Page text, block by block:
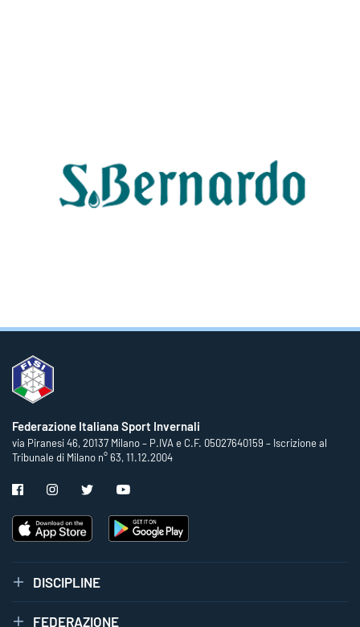
Federazione Italiana Sport Invernali
via Piranesi 46, 20137 Milano – P.IVA e C.F. 05027640159 – Iscrizione al
Tribunale di Milano n° 63, 11.12.2004
DISCIPLINE
FEDERAZIONE